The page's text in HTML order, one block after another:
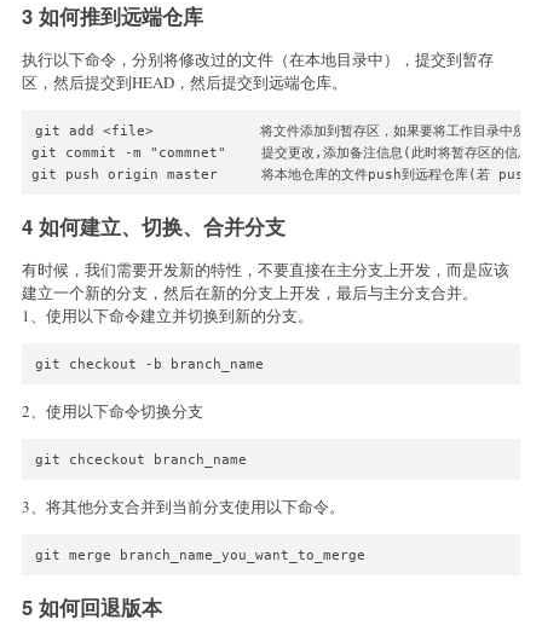
3 如何推到远端仓库
执行以下命令，分别将修改过的文件（在本地目录中），提交到暂存
区，然后提交到HEAD，然后提交到远端仓库。
git add <file>　　　　　　　　将文件添加到暂存区，如果要将工作目录中所
git commit -m "commnet" 　　提交更改,添加备注信息(此时将暂存区的信息提
git push origin master 　　 将本地仓库的文件push到远程仓库(若 push
4 如何建立、切换、合并分支
有时候，我们需要开发新的特性，不要直接在主分支上开发，而是应该
建立一个新的分支，然后在新的分支上开发，最后与主分支合并。
1、使用以下命令建立并切换到新的分支。
git checkout -b branch_name
2、使用以下命令切换分支
git chceckout branch_name
3、将其他分支合并到当前分支使用以下命令。
git merge branch_name_you_want_to_merge
5 如何回退版本